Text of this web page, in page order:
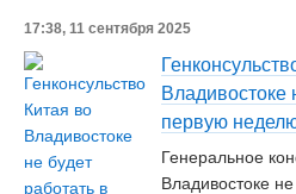
17:38, 11 сентября 2025
Владивостоке
первую
Генеральное
Владивостоке